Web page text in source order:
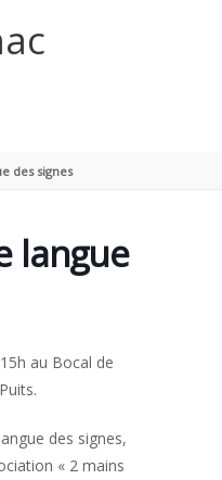
des signes
langue
au Bocal de
des signes,
« 2 mains